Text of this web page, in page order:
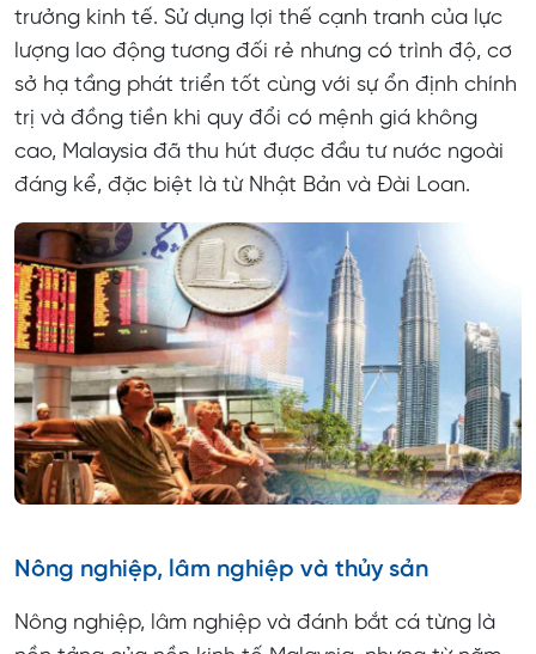
trưởng kinh tế. Sử dụng lợi thế cạnh tranh của lực
lượng lao động tương đối rẻ nhưng có trình độ, cơ
sở hạ tầng phát triển tốt cùng với sự ổn định chính
trị và đồng tiền khi quy đổi có mệnh giá không
cao, Malaysia đã thu hút được đầu tư nước ngoài
đáng kể, đặc biệt là từ Nhật Bản và Đài Loan.
Nông nghiệp, lâm nghiệp và thủy sản
Nông nghiệp, lâm nghiệp và đánh bắt cá từng là